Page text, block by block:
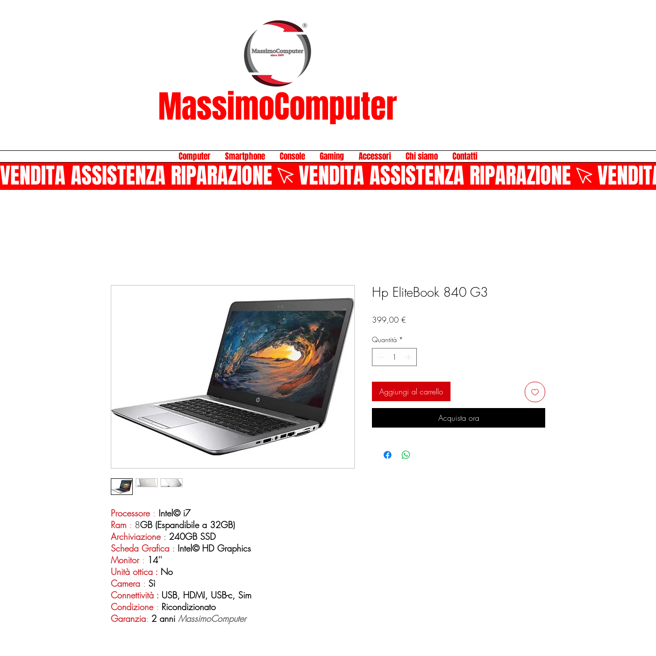
MassimoComputer
Computer Smartphone Console Gaming Accessori Chi siamo Contatti
VENDITA ASSISTENZA RIPARAZIONE
Processore : Intel© i7
Ram : 8GB (Espandibile a 32GB)
Archiviazione : 240GB SSD
Scheda Grafica : Intel© HD Graphics
Monitor : 14''
Unità ottica : No
Camera : Sì
Connettività : USB, HDMI, USB-c, Sim
Condizione : Ricondizionato
Garanzia: 2 anni MassimoComputer
Hp EliteBook 840 G3
399,00 €
Quantità *
Aggiungi al carrello
Acquista ora